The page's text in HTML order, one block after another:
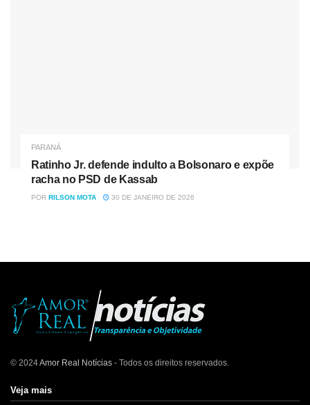
PARANÁ
Ratinho Jr. defende indulto a Bolsonaro e expõe
racha no PSD de Kassab
POR RILSON MOTA 30 DE JANEIRO DE 2026
© 2024Amor Real Notícias - Todos os direitos reservados.
Veja mais